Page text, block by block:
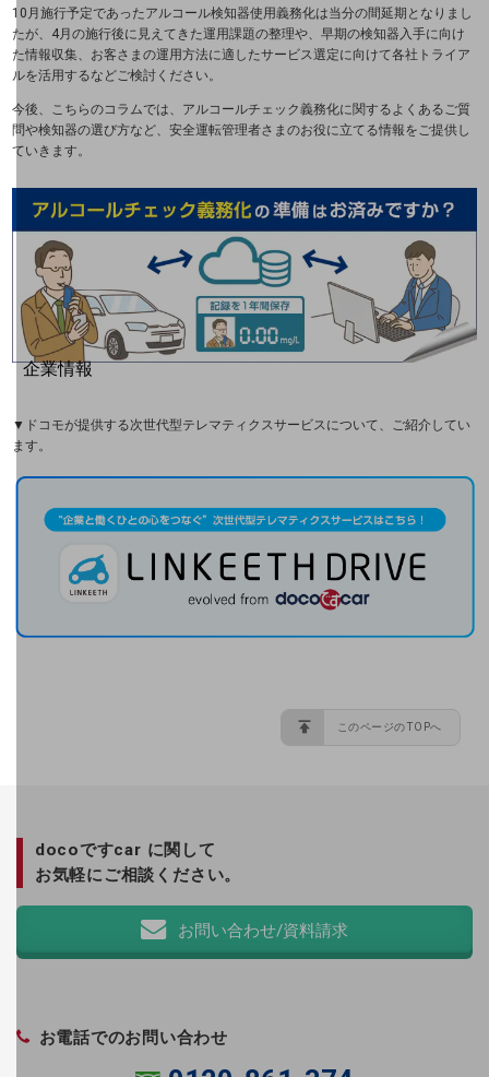
ビジネスお悩み診断
NTTドコモビジネス
オンラインショップ
モバイル・ICTサービスをオンラインで
相談・申し込みができるバーチャルショップ
法人向けモバイルトップ
サービス・商品を探す
新規会員登録/ログインはこちら
100回線以上のお問い合わせ・お見積りはこちら
別ウィンドウで開きます
企業情報
会社案内
会社案内TOP
組織
社長からのご挨拶
事業拠点
地域からの発表
サステナビリティ
10月施行予定であったアルコール検知器使用義務化は当分の間延期となりまし
たが、4月の施行後に見えてきた運用課題の整理や、早期の検知器入手に向け
た情報収集、お客さまの運用方法に適したサービス選定に向けて各社トライア
ルを活用するなどご検討ください。
今後、こちらのコラムでは、アルコールチェック義務化に関するよくあるご質
問や検知器の選び方など、安全運転管理者さまのお役に立てる情報をご提供し
ていきます。
▼ドコモが提供する次世代型テレマティクスサービスについて、ご紹介してい
ます。
このページのTOPへ
docoですcar に関して
お気軽にご相談ください。
お問い合わせ/資料請求
お電話でのお問い合わせ